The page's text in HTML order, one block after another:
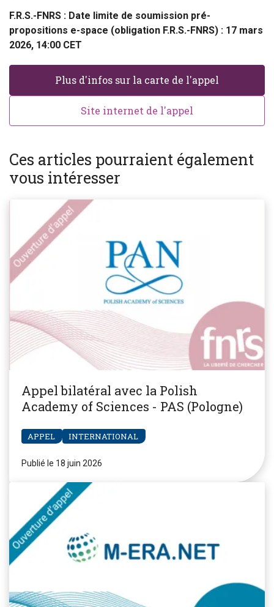
F.R.S.-FNRS : Date limite de soumission pré-
propositions e-space (obligation F.R.S.-FNRS) : 17 mars
2026, 14:00 CET
Plus d'infos sur la carte de l'appel
Site internet de l'appel
Ces articles pourraient également
vous intéresser
Appel bilatéral avec la Polish
Academy of Sciences - PAS (Pologne)
APPEL INTERNATIONAL
Publié le 18 juin 2026